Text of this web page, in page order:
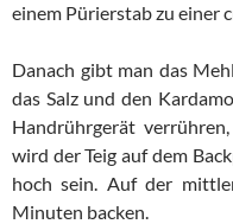
einem Pürierstab zu einer
Danach gibt man das
das Salz und den
Handrührgerät
wird der Teig auf dem
hoch sein. Auf der
Minuten backen.